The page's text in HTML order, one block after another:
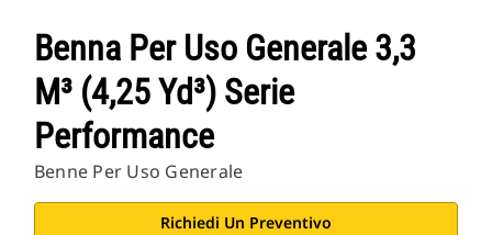
Benna Per Uso Generale 3,3
M³ (4,25 Yd³) Serie
Performance
Benne Per Uso Generale
Richiedi Un Preventivo